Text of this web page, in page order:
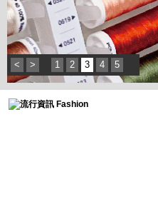
< > 1 2 3 4 5